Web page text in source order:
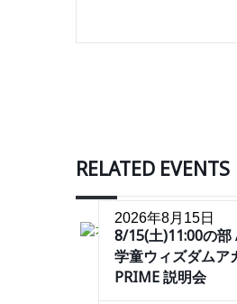
RELATED EVENTS
2026年8月15日
8/15(土)11:00の部
学童ウィズダムア
PRIME 説明会